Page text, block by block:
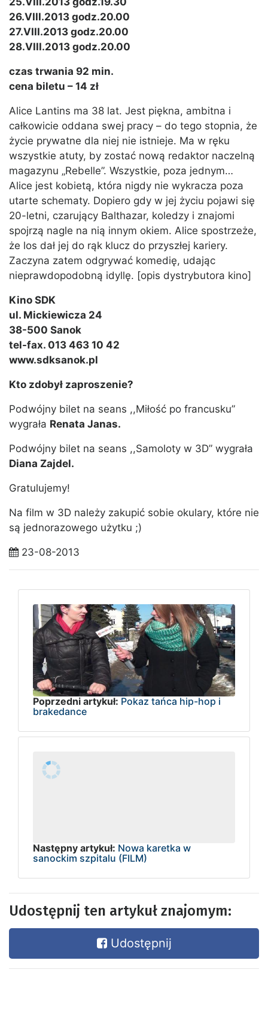
26.VIII.2013 godz.20.00
27.VIII.2013 godz.20.00
28.VIII.2013 godz.20.00
czas trwania 92 min.
cena biletu – 14 zł
Alice Lantins ma 38 lat. Jest piękna, ambitna i
całkowicie oddana swej pracy – do tego stopnia, że
życie prywatne dla niej nie istnieje. Ma w ręku
wszystkie atuty, by zostać nową redaktor naczelną
magazynu „Rebelle”. Wszystkie, poza jednym…
Alice jest kobietą, która nigdy nie wykracza poza
utarte schematy. Dopiero gdy w jej życiu pojawi się
20-letni, czarujący Balthazar, koledzy i znajomi
spojrzą nagle na nią innym okiem. Alice spostrzeże,
że los dał jej do rąk klucz do przyszłej kariery.
Zaczyna zatem odgrywać komedię, udając
nieprawdopodobną idyllę. [opis dystrybutora kino]
Kino SDK
ul. Mickiewicza 24
38-500 Sanok
tel-fax. 013 463 10 42
www.sdksanok.pl
Kto zdobył zaproszenie?
Podwójny bilet na seans ,,Miłość po francusku”
wygrała Renata Janas.
Podwójny bilet na seans ,,Samoloty w 3D” wygrała
Diana Zajdel.
Gratulujemy!
Na film w 3D należy zakupić sobie okulary, które nie
są jednorazowego użytku ;)
23-08-2013
Poprzedni artykuł: Pokaz tańca hip-hop i
brakedance
Następny artykuł: Nowa karetka w
sanockim szpitalu (FILM)
Udostępnij ten artykuł znajomym:
Udostępnij